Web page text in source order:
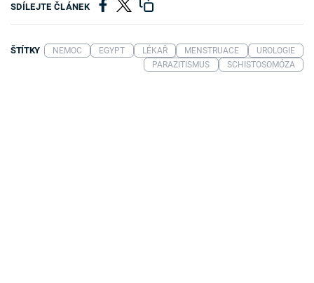
SDÍLEJTE ČLÁNEK
ŠTÍTKY NEMOC EGYPT LÉKAŘ MENSTRUACE
UROLOGIE
PARAZITISMUS
SCHISTOSOMÓZA